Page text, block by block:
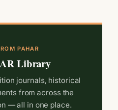
PAHAR
Library
journals, historical
from across the
— all in one place.